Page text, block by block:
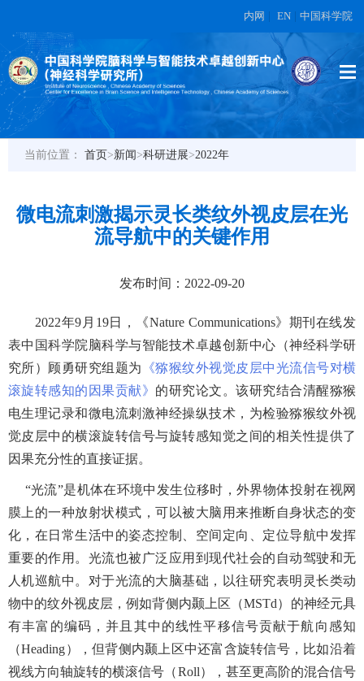
内网 EN 中国科学院
当前位置： 首页>新闻>科研进展>2022年
微电流刺激揭示灵长类纹外视皮层在光
流导航中的关键作用
发布时间：2022-09-20
2022年9 月 19日，《Nature Communications》期刊在线发
表中国科学院脑科学与智能技术卓越创新中心（神经科学研
究所）顾勇研究组题为
《猕猴纹外视觉皮层中光流信号对横
滚旋转感知的因果贡献》 的研究论文。该研究结合清醒猕猴
电生理记录和微电流刺激神经操纵技术，为检验猕猴纹外视
觉皮层中的横滚旋转信号与旋转感知觉之间的相关性提供了
因果充分性的直接证据。
“光流”是机体在环境中发生位移时，外界物体投射在视网
膜上的一种放射状模式，可以被大脑用来推断自身状态的变
化，在日常生活中的姿态控制、空间定向、定位导航中发挥
重要的作用。光流也被广泛应用到现代社会的自动驾驶和无
人机巡航中。对于光流的大脑基础，以往研究表明灵长类动
物中的纹外视皮层，例如背侧内颞上区（MSTd）的神经元具
有丰富的编码，并且其中的线性平移信号贡献于航向感知
（Heading），但背侧内颞上区中还富含旋转信号，比如沿着
视线方向轴旋转的横滚信号（Roll），甚至更高阶的混合信号